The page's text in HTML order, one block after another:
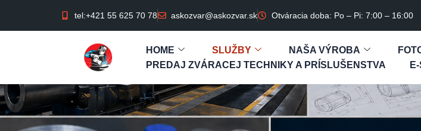
tel:+421 55 625 70 78 askozvar@askozvar.sk Otváracia doba: Po – Pi: 7:00 – 16:00
HOME SLUŽBY NAŠA VÝROBA
PREDAJ ZVÁRACEJ TECHNIKY A PRÍSLUŠENSTVA